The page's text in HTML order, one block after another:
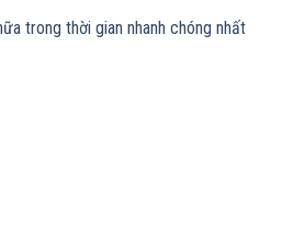
trong thời gian nhanh chóng nhất